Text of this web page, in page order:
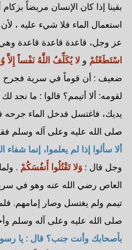
بقينا إذا كان الإنسان مريضاً
استعمال الماء فلا شيء عليه ، لأن
عز وجل، قاعدة قاعدة قاعدة
اسْتَطَعْتُمْ و لا يُكَلِّفُ اللَّهُ نَفْساً إِلاَّ
ضعيف : أن قوماً في سرية فجرح
لقومه: ألا أتيمم؟ قالوا : ما نجد
يديك، فاغتسل فدخل الماء جرحه
صلى الله عليه وعلى آله وسلم
ألا سألوا إذا لم يعلموا، إنما
وجل قال : وَلا تَقْتُلُوا أَنفُسَكُمْ .
العاص رضي الله عنه وهو في
تيمم ولم يغتسل وصار إمامهم.
صلى الله عليه وعلى آله وسلم
بأصحابك وأنت جنب؟ قال : يا